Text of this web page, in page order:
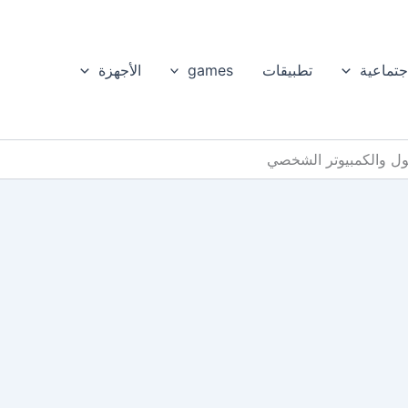
تطبيقات games الأجهزة